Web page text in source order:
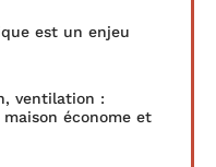
est un enjeu
ventilation :
économe et